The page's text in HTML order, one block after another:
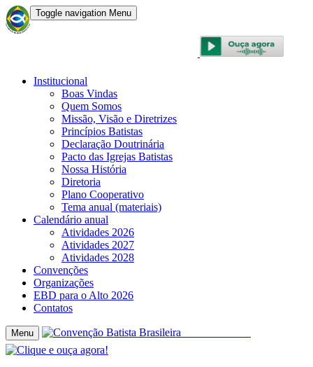
Toggle navigation Menu
Institucional
Boas Vindas
Quem Somos
Missão, Visão e Diretrizes
Princípios Batistas
Declaração Doutrinária
Pacto das Igrejas Batistas
Nossa História
Diretoria
Plano Cooperativo
Tema anual (materiais)
Calendário anual
Atividades 2026
Atividades 2027
Atividades 2028
Convenções
Organizações
EBD para o Alto 2026
Contatos
Menu